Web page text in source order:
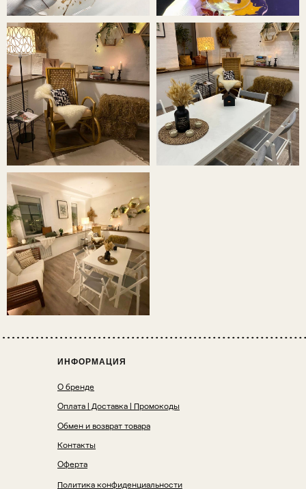
ИНФОРМАЦИЯ
О бренде
Оплата | Доставка | Промокоды
Обмен и возврат товара
Контакты
Оферта
Политика конфиденциальности